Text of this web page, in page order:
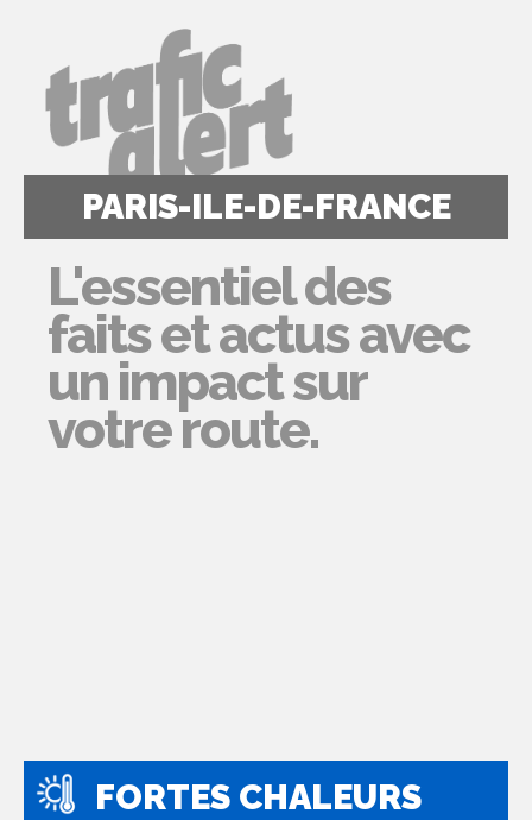
PARIS-ILE-DE-FRANCE
L'essentiel des
faits et actus avec
un impact sur
votre route.
FORTES CHALEURS